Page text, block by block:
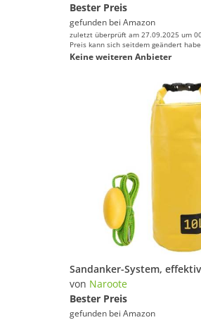
Bester Preis
gefunden bei Amazon
zuletzt überprüft am 27.09.2025 um
Preis kann sich seitdem geändert
Keine weiteren Anbieter
von Naroote
Bester Preis
gefunden bei Amazon